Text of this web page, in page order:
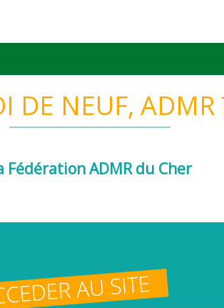
DE NEUF, ADMR
Fédération ADMR du Cher